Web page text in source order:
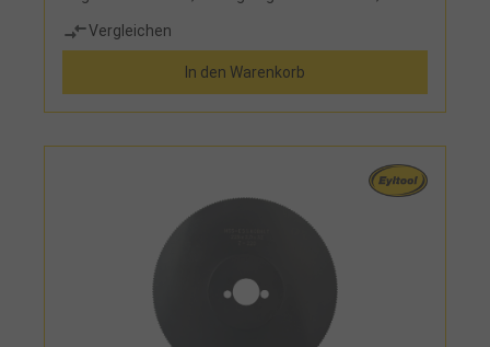
Kühlschmiereinrichtung, Sicherheits-Tippschalter,
Sägeblattschutzhaube mit Markierung der
Sägeblattebene, Lieferung ohne SägeblattEinsatz:
zum Sägen von geraden Schnitten und
Gehrungsschnitten bis 45°, für Rohre, Profile,
Messing, Kupfer, Aluminium und
KunststoffLieferumfang: mit Doppelspannstock,
Längenanschlag, Ringschlüssel, Stiftschlüssel
Sechskant und Füllung Schneidöl Spezial
Vergleichen
In den Warenkorb